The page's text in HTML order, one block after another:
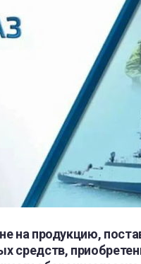
на продукцию,
средств,